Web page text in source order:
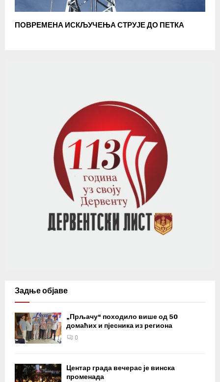
ПОВРЕМЕНА ИСКЉУЧЕЊА СТРУЈЕ ДО ПЕТКА
Задње објаве
„Прљачу“ походило више од 50
домаћих и пјесника из региона
0
Центар града вечерас је винска
променада